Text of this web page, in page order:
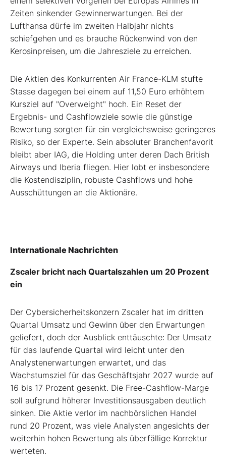
Zeiten sinkender Gewinnerwartungen. Bei der
Lufthansa dürfe im zweiten Halbjahr nichts
schiefgehen und es brauche Rückenwind von den
Kerosinpreisen, um die Jahresziele zu erreichen.
Die Aktien des Konkurrenten Air France-KLM stufte
Stasse dagegen bei einem auf 11,50 Euro erhöhtem
Kursziel auf "Overweight" hoch. Ein Reset der
Ergebnis- und Cashflowziele sowie die günstige
Bewertung sorgten für ein vergleichsweise geringeres
Risiko, so der Experte. Sein absoluter Branchenfavorit
bleibt aber IAG, die Holding unter deren Dach British
Airways und Iberia fliegen. Hier lobt er insbesondere
die Kostendisziplin, robuste Cashflows und hohe
Ausschüttungen an die Aktionäre.
Internationale Nachrichten
Zscaler bricht nach Quartalszahlen um 20 Prozent
ein
Der Cybersicherheitskonzern Zscaler hat im dritten
Quartal Umsatz und Gewinn über den Erwartungen
geliefert, doch der Ausblick enttäuschte: Der Umsatz
für das laufende Quartal wird leicht unter den
Analystenerwartungen erwartet, und das
Wachstumsziel für das Geschäftsjahr 2027 wurde auf
16 bis 17 Prozent gesenkt. Die Free-Cashflow-Marge
soll aufgrund höherer Investitionsausgaben deutlich
sinken. Die Aktie verlor im nachbörslichen Handel
rund 20 Prozent, was viele Analysten angesichts der
weiterhin hohen Bewertung als überfällige Korrektur
werteten.